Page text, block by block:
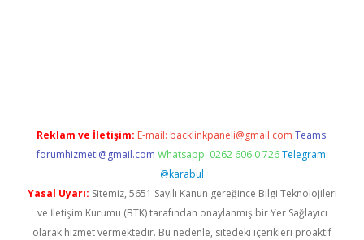
Reklam ve İletişim: E-mail: backlinkpaneli@gmail.com Teams:
forumhizmeti@gmail.com Whatsapp: 0262 606 0 726 Telegram:
@karabul
Yasal Uyarı: Sitemiz, 5651 Sayılı Kanun gereğince Bilgi Teknolojileri
ve İletişim Kurumu (BTK) tarafından onaylanmış bir Yer Sağlayıcı
olarak hizmet vermektedir. Bu nedenle, sitedeki içerikleri proaktif